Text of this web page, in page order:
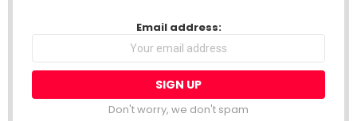
Email address:
Don't worry, we don't spam